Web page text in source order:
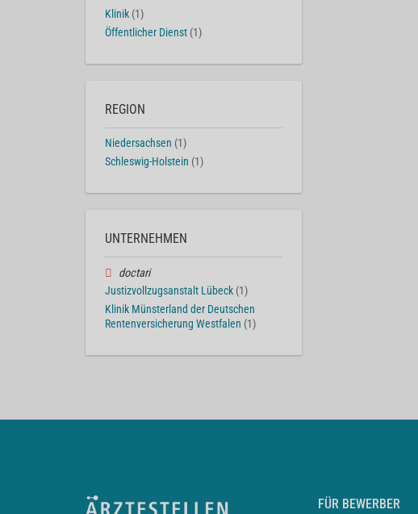
Klinik (1)
Öffentlicher Dienst (1)
REGION
Niedersachsen (1)
Schleswig-Holstein (1)
UNTERNEHMEN
doctari
Justizvollzugsanstalt Lübeck (1)
Klinik Münsterland der Deutschen
Rentenversicherung Westfalen (1)
FÜR BEWERBER